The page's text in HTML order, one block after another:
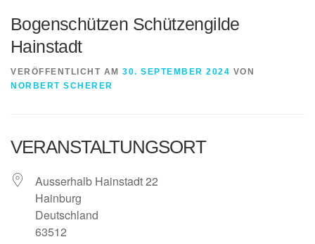
SPIELMOBIL DATENSCHUTZ IMPRESSUM
Bogenschützen Schützengilde
Hainstadt
VERÖFFENTLICHT AM 30. SEPTEMBER 2024 VON
NORBERT SCHERER
VERANSTALTUNGSORT
Ausserhalb Hainstadt 22
Hainburg
Deutschland
63512